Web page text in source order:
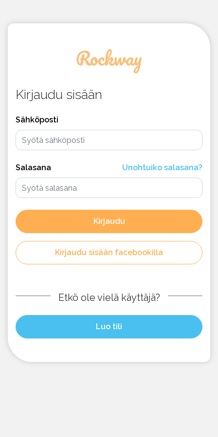
Kirjaudu sisään
Sähköposti
Salasana Unohtuiko salasana?
Kirjaudu
Kirjaudu sisään facebookilla
Etkö ole vielä käyttäjä?
Luo tili